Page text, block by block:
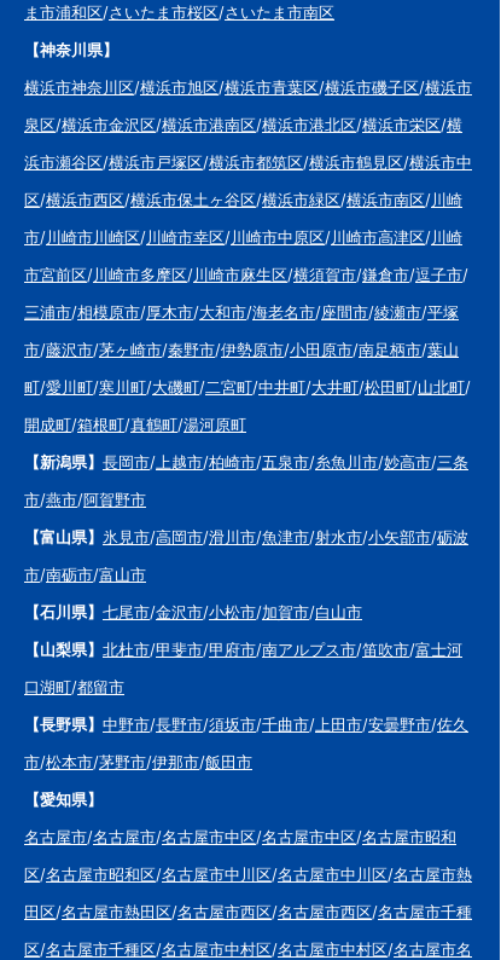
ま市浦和区/さいたま市桜区/さいたま市南区
【神奈川県】
横浜市神奈川区/横浜市旭区/横浜市青葉区/横浜市磯子区/横浜市
泉区/横浜市金沢区/横浜市港南区/横浜市港北区/横浜市栄区/横
浜市瀬谷区/横浜市戸塚区/横浜市都筑区/横浜市鶴見区/横浜市中
区/横浜市西区/横浜市保土ヶ谷区/横浜市緑区/横浜市南区/川崎
市/川崎市川崎区/川崎市幸区/川崎市中原区/川崎市高津区/川崎
市宮前区/川崎市多摩区/川崎市麻生区/横須賀市/鎌倉市/逗子市/
三浦市/相模原市/厚木市/大和市/海老名市/座間市/綾瀬市/平塚
市/藤沢市/茅ヶ崎市/秦野市/伊勢原市/小田原市/南足柄市/葉山
町/愛川町/寒川町/大磯町/二宮町/中井町/大井町/松田町/山北町/
開成町/箱根町/真鶴町/湯河原町
【新潟県】 長岡市/ 上越市/柏崎市/五泉市/糸魚川市/妙高市/三条
市/燕市/阿賀野市
【富山県】 氷見市/高岡市/滑川市/魚津市/射水市/小矢部市/砺波
市/南砺市/富山市
【石川県】 七尾市/金沢市/小松市/加賀市/白山市
【山梨県】 北杜市/甲斐市/甲府市/南アルプス市/笛吹市/富士河
口湖町/都留市
【長野県】 中野市/長野市/須坂市/千曲市/ 上田市/安曇野市/佐久
市/松本市/茅野市/伊那市/飯田市
【愛知県】
名古屋市/名古屋市/名古屋市中区/名古屋市中区/名古屋市昭和
区/名古屋市昭和区/名古屋市中川区/名古屋市中川区/名古屋市熱
田区/名古屋市熱田区/名古屋市西区/名古屋市西区/名古屋市千種
区/名古屋市千種区/名古屋市中村区/名古屋市中村区/名古屋市名